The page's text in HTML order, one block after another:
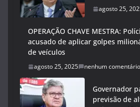
agosto 25,
OPERAÇÃO CHAVE MESTRA:
acusado de aplicar golpes
de veículos
agosto 25, 2025 nenhum comentário
Governador
previsão de